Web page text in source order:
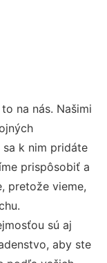
na nás. Našimi
k nim pridáte
prispôsobiť a
pretože vieme,
sú aj
aby ste